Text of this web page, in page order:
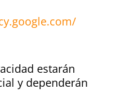
estarán
y dependerán